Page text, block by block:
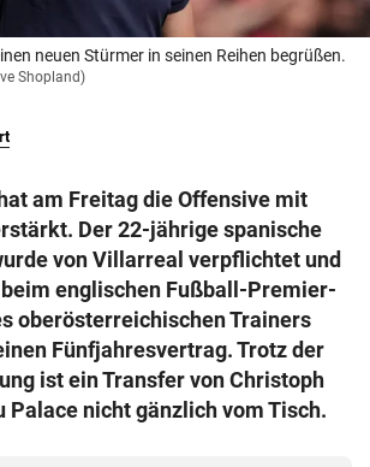
neuen Stürmer in seinen Reihen begrüßen.
Shopland)
am Freitag die Offensive mit
Der 22-jährige spanische
von Villarreal verpflichtet und
englischen Fußball-Premier-
oberösterreichischen Trainers
Fünfjahresvertrag. Trotz der
ist ein Transfer von Christoph
Palace nicht gänzlich vom Tisch.